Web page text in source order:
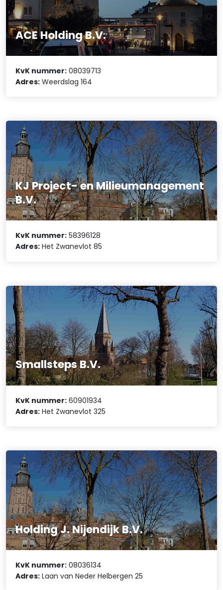
ACE Holding B.V.
KvK nummer: 08039713
Adres: Weerdslag 164
KJ Project- en Milieumanagement
B.V.
KvK nummer: 58396128
Adres: Het Zwanevlot 85
Smallsteps B.V.
KvK nummer: 60901934
Adres: Het Zwanevlot 325
Holding J. Nijendijk B.V.
KvK nummer: 08036134
Adres: Laan van Neder Helbergen 25